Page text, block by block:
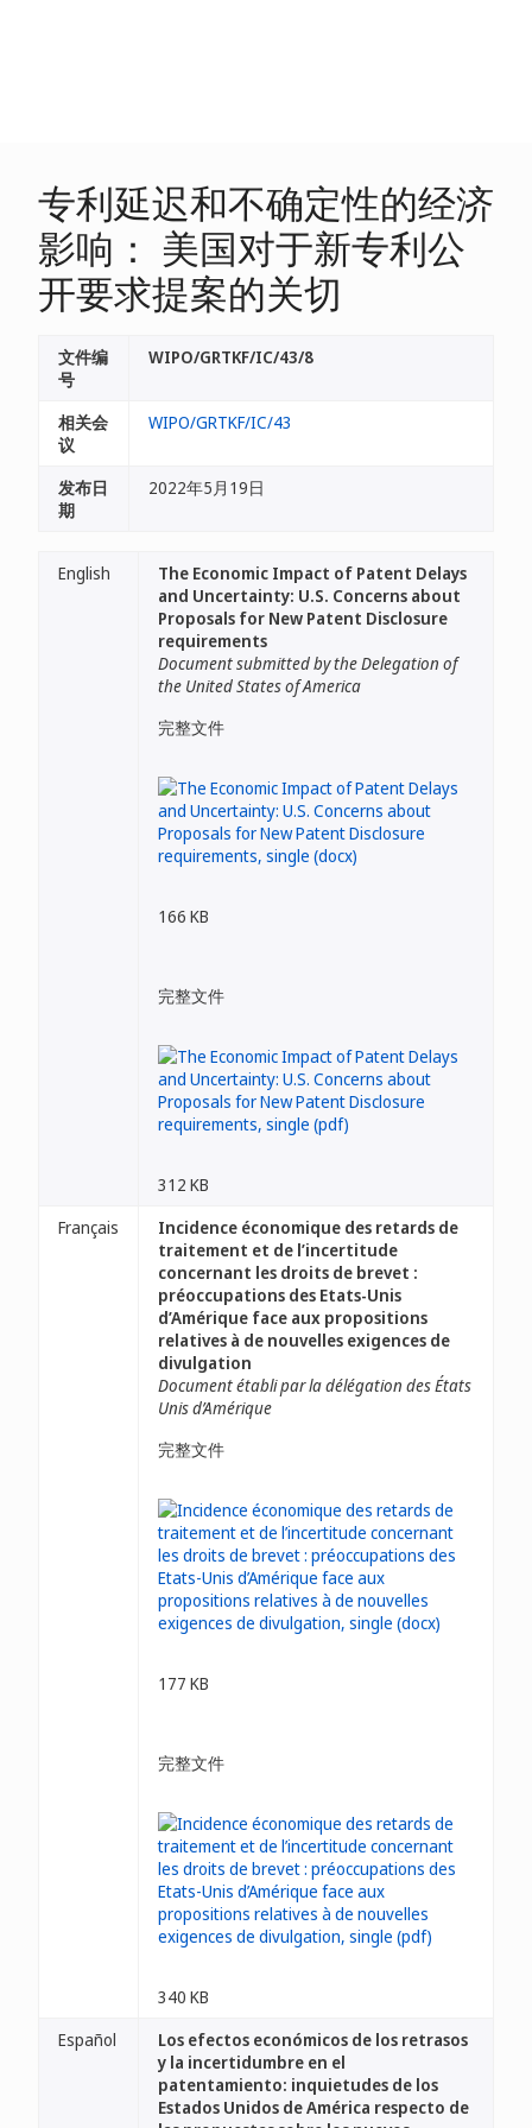
专利延迟和不确定性的经济
影响： 美国对于新专利公
开要求提案的关切
文件编
号
WIPO/GRTKF/IC/43/8
相关会
议
WIPO/GRTKF/IC/43
发布日
期
2022年5月19日
English
The Economic Impact of Patent Delays
and Uncertainty: U.S. Concerns about
Proposals for New Patent Disclosure
requirements
Document submitted by the Delegation of
the United States of America
完整文件
166 KB
完整文件
312 KB
Français
Incidence économique des retards de
traitement et de l’incertitude
concernant les droits de brevet :
préoccupations des Etats-Unis
d’Amérique face aux propositions
relatives à de nouvelles exigences de
divulgation
Document établi par la délégation des États
Unis d’Amérique
完整文件
177 KB
完整文件
340 KB
Español
Los efectos económicos de los retrasos
y la incertidumbre en el
patentamiento: inquietudes de los
Estados Unidos de América respecto de